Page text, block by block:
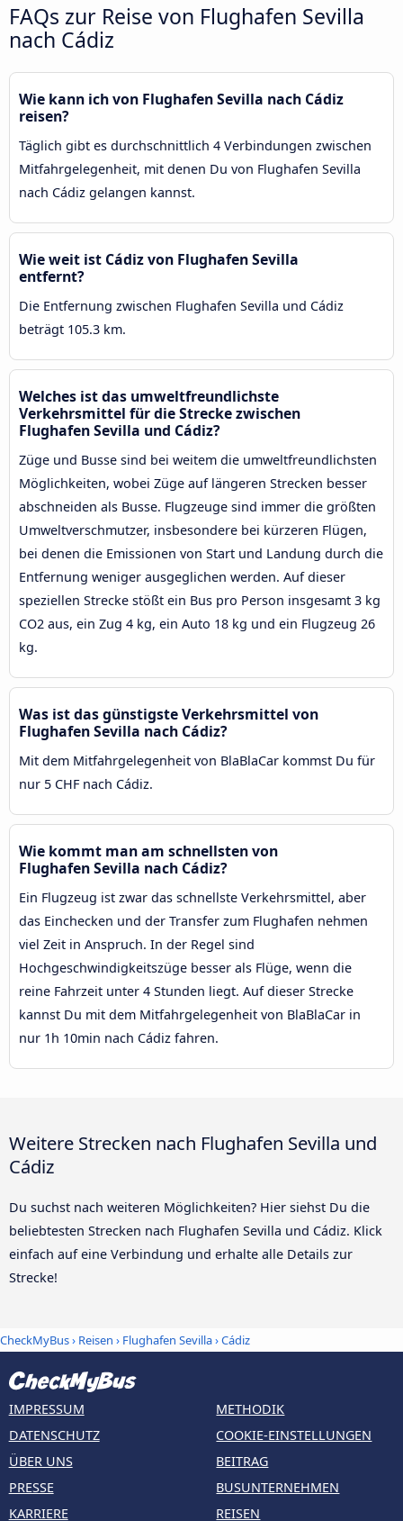
FAQs zur Reise von Flughafen Sevilla
nach Cádiz
Wie kann ich von Flughafen Sevilla nach Cádiz
reisen?
Täglich gibt es durchschnittlich 4 Verbindungen zwischen
Mitfahrgelegenheit, mit denen Du von Flughafen Sevilla
nach Cádiz gelangen kannst.
Wie weit ist Cádiz von Flughafen Sevilla
entfernt?
Die Entfernung zwischen Flughafen Sevilla und Cádiz
beträgt 105.3 km.
Welches ist das umweltfreundlichste
Verkehrsmittel für die Strecke zwischen
Flughafen Sevilla und Cádiz?
Züge und Busse sind bei weitem die umweltfreundlichsten
Möglichkeiten, wobei Züge auf längeren Strecken besser
abschneiden als Busse. Flugzeuge sind immer die größten
Umweltverschmutzer, insbesondere bei kürzeren Flügen,
bei denen die Emissionen von Start und Landung durch die
Entfernung weniger ausgeglichen werden. Auf dieser
speziellen Strecke stößt ein Bus pro Person insgesamt 3 kg
CO2 aus, ein Zug 4 kg, ein Auto 18 kg und ein Flugzeug 26
kg.
Was ist das günstigste Verkehrsmittel von
Flughafen Sevilla nach Cádiz?
Mit dem Mitfahrgelegenheit von BlaBlaCar kommst Du für
nur 5 CHF nach Cádiz.
Wie kommt man am schnellsten von
Flughafen Sevilla nach Cádiz?
Ein Flugzeug ist zwar das schnellste Verkehrsmittel, aber
das Einchecken und der Transfer zum Flughafen nehmen
viel Zeit in Anspruch. In der Regel sind
Hochgeschwindigkeitszüge besser als Flüge, wenn die
reine Fahrzeit unter 4 Stunden liegt. Auf dieser Strecke
kannst Du mit dem Mitfahrgelegenheit von BlaBlaCar in
nur 1h 10min nach Cádiz fahren.
Weitere Strecken nach Flughafen Sevilla und
Cádiz
Du suchst nach weiteren Möglichkeiten? Hier siehst Du die
beliebtesten Strecken nach Flughafen Sevilla und Cádiz. Klick
einfach auf eine Verbindung und erhalte alle Details zur
Strecke!
CheckMyBus› Reisen › Flughafen Sevilla›Cádiz
IMPRESSUM
DATENSCHUTZ
ÜBER UNS
PRESSE
KARRIERE
METHODIK
COOKIE-EINSTELLUNGEN
BEITRAG
BUSUNTERNEHMEN
REISEN